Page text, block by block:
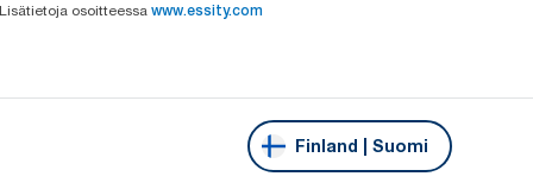
osoitteessa www.essity.com
Finland | Suomi